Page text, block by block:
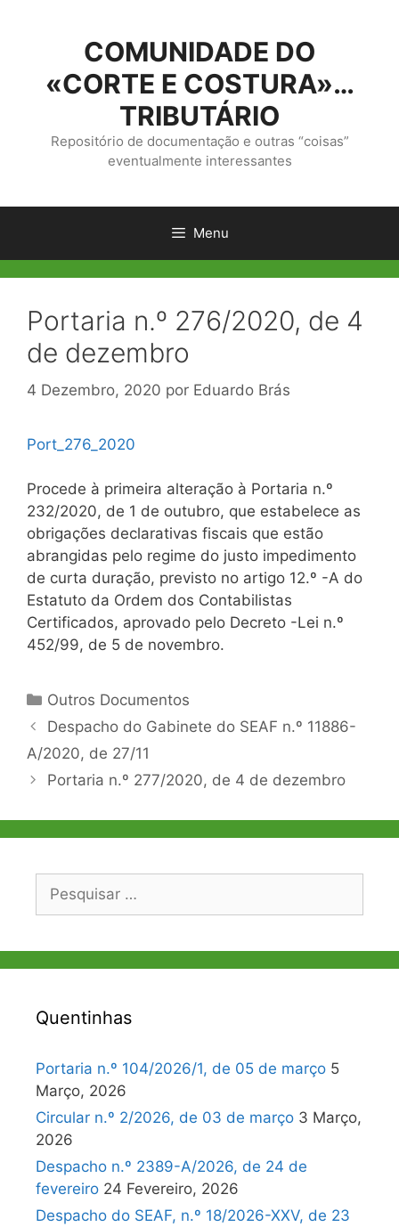
conteúdo
COMUNIDADE DO
«CORTE E COSTURA»…
TRIBUTÁRIO
Repositório de documentação e outras “coisas”
eventualmente interessantes
Menu
Portaria n.º 276/2020, de 4
de dezembro
4 Dezembro, 2020 por Eduardo Brás
Port_276_2020
Procede à primeira alteração à Portaria n.º
232/2020, de 1 de outubro, que estabelece as
obrigações declarativas fiscais que estão
abrangidas pelo regime do justo impedimento
de curta duração, previsto no artigo 12.º -A do
Estatuto da Ordem dos Contabilistas
Certificados, aprovado pelo Decreto -Lei n.º
452/99, de 5 de novembro.
Categorias
Outros Documentos
Navegação
de
Despacho do Gabinete do SEAF n.º 11886-
A/2020, de 27/11
Portaria n.º 277/2020, de 4 de dezembro
Pesquisar
Quentinhas
Portaria n.º 104/2026/1, de 05 de março 5
Março, 2026
Circular n.º 2/2026, de 03 de março 3 Março,
2026
Despacho n.º 2389-A/2026, de 24 de
fevereiro 24 Fevereiro, 2026
Despacho do SEAF, n.º 18/2026-XXV, de 23